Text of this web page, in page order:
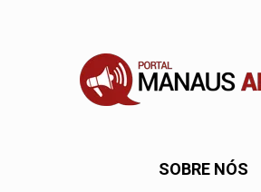
SOBRE NÓS